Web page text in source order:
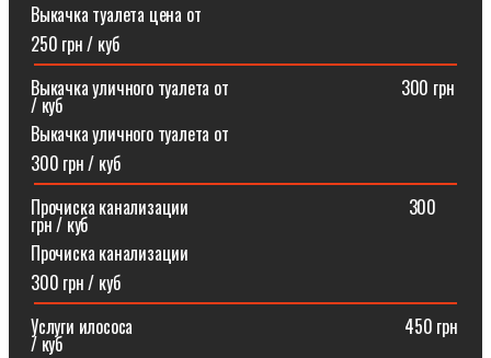
Выкачка туалета цена от
250 грн / куб
Выкачка уличного туалета от ⠀⠀⠀⠀⠀⠀⠀⠀⠀⠀⠀⠀⠀300 грн
/ куб
Выкачка уличного туалета от
300 грн / куб
Прочиска канализации⠀⠀⠀⠀⠀⠀⠀⠀⠀⠀⠀⠀⠀⠀⠀⠀⠀300
грн / куб
Прочиска канализации
300 грн / куб
Услуги илососа⠀⠀⠀⠀⠀⠀⠀⠀⠀⠀⠀⠀⠀⠀⠀⠀⠀⠀⠀⠀⠀450 грн
/ куб